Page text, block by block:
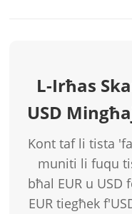
L-Irħas
USD
Kont taf li tista
muniti li fuqu
bħal EUR u
EUR tiegħek